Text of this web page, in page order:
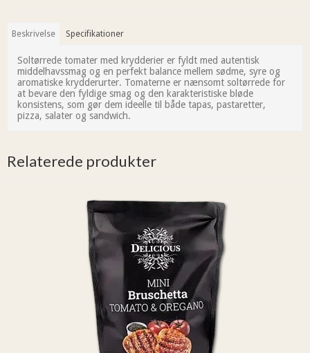
Beskrivelse Specifikationer
Soltørrede tomater med krydderier er fyldt med autentisk
middelhavssmag og en perfekt balance mellem sødme, syre og
aromatiske krydderurter. Tomaterne er nænsomt soltørrede for
at bevare den fyldige smag og den karakteristiske bløde
konsistens, som gør dem ideelle til både tapas, pastaretter,
pizza, salater og sandwich.
Relaterede produkter